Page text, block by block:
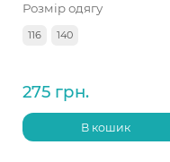
Розмір одягу
116 140
275 грн.
В кошик